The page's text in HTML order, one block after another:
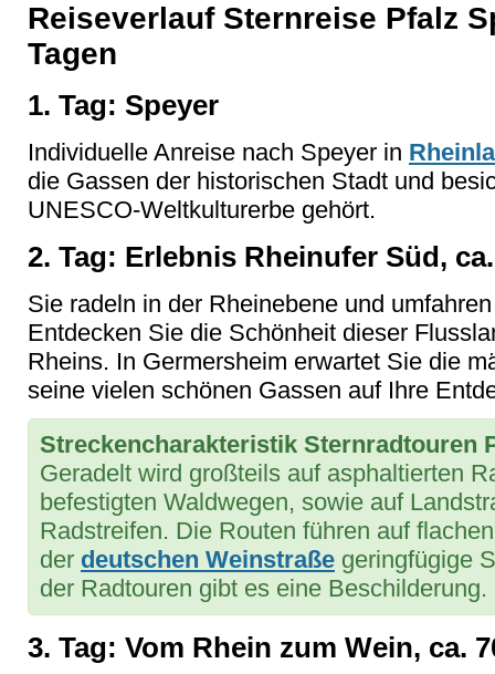
Reiseverlauf Sternreise Pfalz
Tagen
1. Tag: Speyer
Individuelle Anreise nach Speyer in
die Gassen der historischen Stadt und
UNESCO-Weltkulturerbe gehört.
2. Tag: Erlebnis Rheinufer Süd,
Sie radeln in der Rheinebene und
Entdecken Sie die Schönheit dieser
Rheins. In Germersheim erwartet Sie die
seine vielen schönen Gassen auf Ihre
Streckencharakteristik Sternradtouren
Geradelt wird großteils auf asphaltierten
befestigten Waldwegen, sowie auf
Radstreifen. Die Routen führen auf
der deutschen Weinstraße geringfügige
der Radtouren gibt es eine Beschilderung.
3. Tag: Vom Rhein zum Wein, ca.